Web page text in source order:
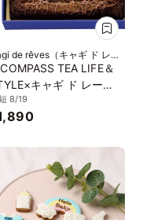
de rêves（キャギ ド レー
COMPASS TEA LIFE＆
キャギ ド レー
ケック ダージリン
8/19